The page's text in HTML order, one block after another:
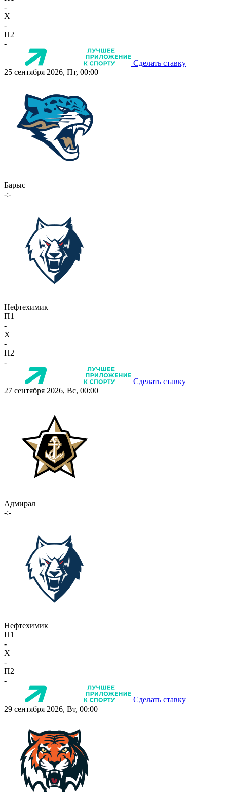
-
X
-
П2
-
Сделать ставку
25 сентября 2026, Пт, 00:00
Барыс
-:-
Нефтехимик
П1
-
X
-
П2
-
Сделать ставку
27 сентября 2026, Вс, 00:00
Адмирал
-:-
Нефтехимик
П1
-
X
-
П2
-
Сделать ставку
29 сентября 2026, Вт, 00:00